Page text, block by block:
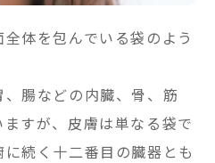
体を包んでいる袋のよう
腸などの内臓、骨、筋
すが、皮膚は単なる袋で
続く十二番目の臓器とも